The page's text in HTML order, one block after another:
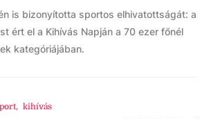
is bizonyította sportos elhivatottságát: a
ért el a Kihívás Napján a 70 ezer főnél
kategóriájában.
, kihívás